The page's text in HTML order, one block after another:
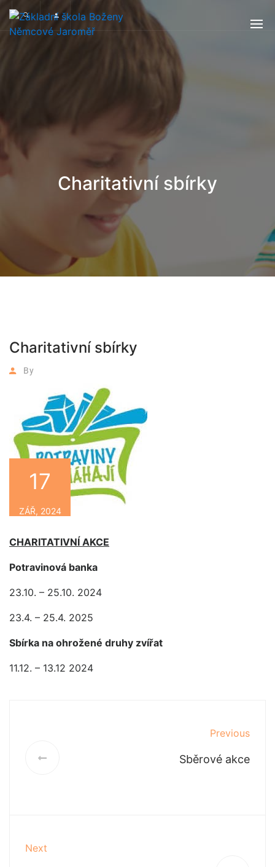
Charitativní sbírky
Charitativní sbírky
By
17
ZÁŘ, 2024
CHARITATIVNÍ AKCE
Potravinová banka
23.10. – 25.10. 2024
23.4. – 25.4. 2025
Sbírka na ohrožené druhy zvířat
11.12. – 13.12 2024
Previous
Sběrové akce
Next